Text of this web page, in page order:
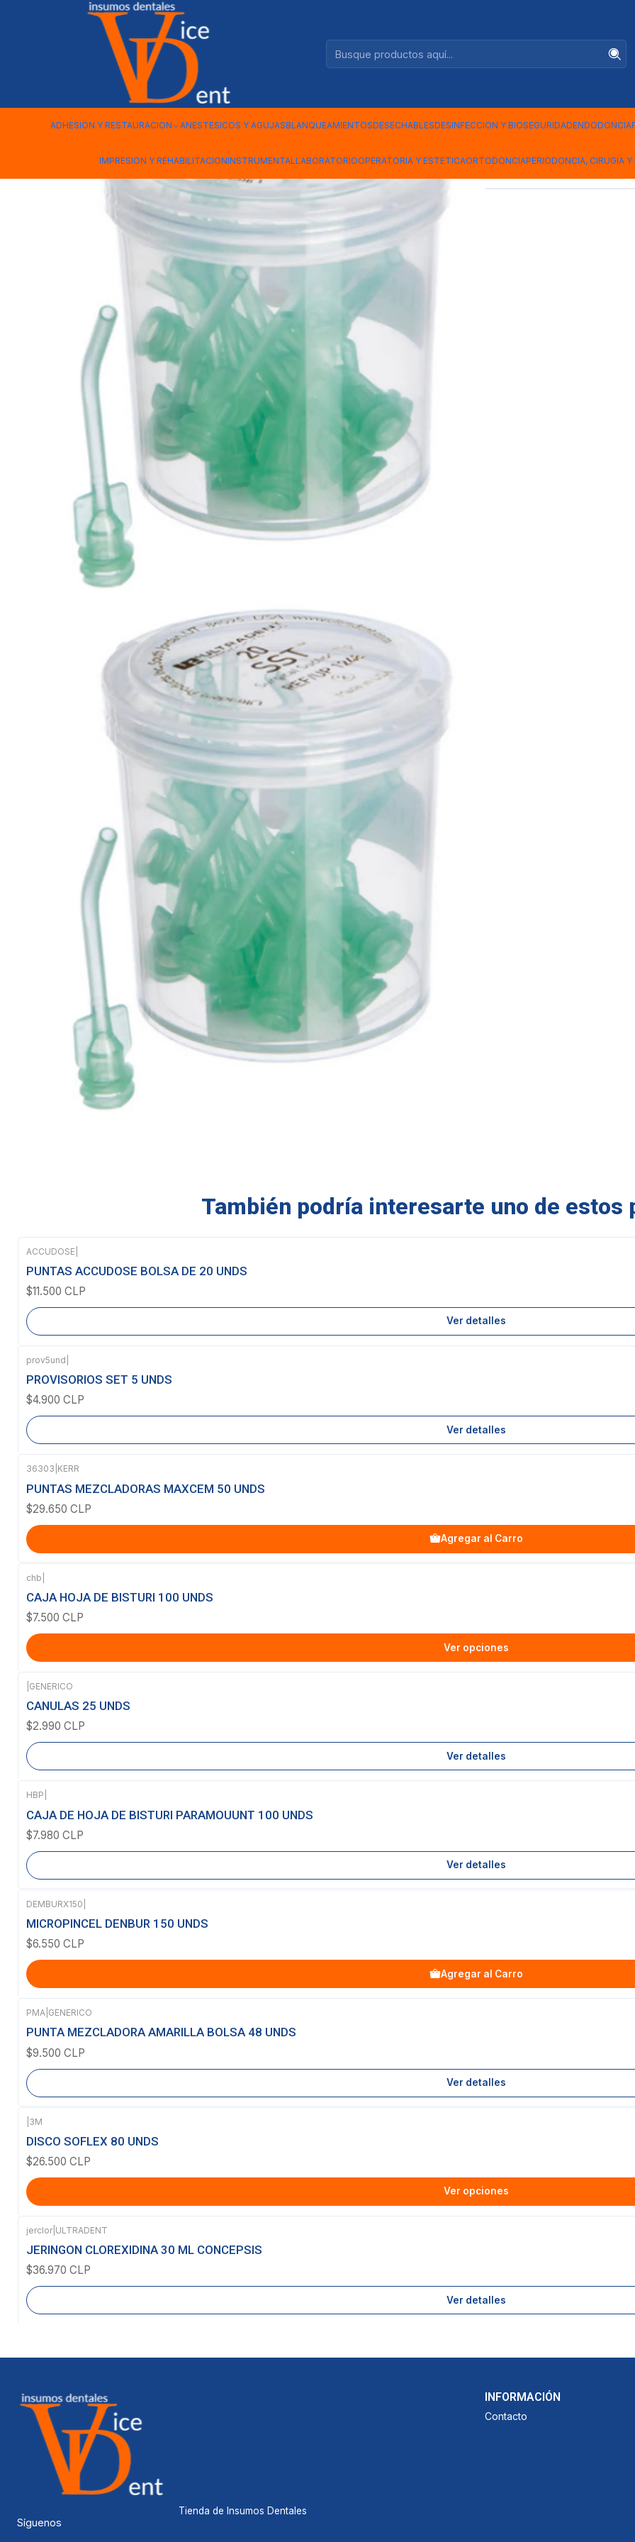
ADHESION Y RESTAURACION ANESTESICOS Y AGUJASBLANQUEAMIENTOSDESECHABLESDESINFECCION Y BIOSEGURIDADENDODONCIA
IMPRESION Y REHABILITACIONINSTRUMENTALLABORATORIOOPERATORIA Y ESTETICAORTODONCIAPERIODONCIA, CIRUGIA Y
ENDODONCIA PUNTAS SURGITIP 20 UNDS
También podría interesarte uno de estos
Agotado
ACCUDOSE
PUNTAS ACCUDOSE BOLSA DE 20 UNDS
$11.500 CLP
Ver detalles
Agotado
prov5und
PROVISORIOS SET 5 UNDS
$4.900 CLP
Ver detalles
36303 KERR
PUNTAS MEZCLADORAS MAXCEM 50 UNDS
$29.650 CLP
Agregar al Carro
chb
CAJA HOJA DE BISTURI 100 UNDS
$7.500 CLP
Ver opciones
Agotado
GENERICO
CANULAS 25 UNDS
$2.990 CLP
Ver detalles
Agotado
HBP
CAJA DE HOJA DE BISTURI PARAMOUUNT 100 UNDS
$7.980 CLP
Ver detalles
DEMBURX150
MICROPINCEL DENBUR 150 UNDS
$6.550 CLP
Agregar al Carro
Agotado
PMA GENERICO
PUNTA MEZCLADORA AMARILLA BOLSA 48 UNDS
$9.500 CLP
Ver detalles
3M
DISCO SOFLEX 80 UNDS
$26.500 CLP
Ver opciones
Agotado
jerclor ULTRADENT
JERINGON CLOREXIDINA 30 ML CONCEPSIS
$36.970 CLP
Ver detalles
Tienda de Insumos Dentales
Síguenos
INFORMACIÓN
Contacto